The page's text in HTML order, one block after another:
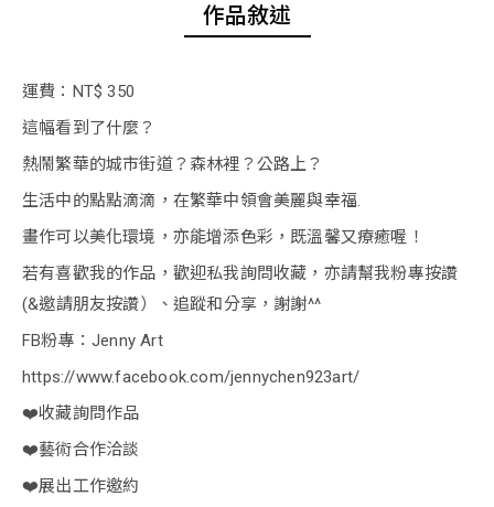
作品敘述
運費：NT$ 350
這幅看到了什麼？
熱鬧繁華的城市街道？森林裡？公路上？
生活中的點點滴滴，在繁華中領會美麗與幸福.
畫作可以美化環境，亦能增添色彩，既溫馨又療癒喔！
若有喜歡我的作品，歡迎私我詢問收藏，亦請幫我粉專按讚
(&邀請朋友按讚）、追蹤和分享，謝謝^^
FB粉專：Jenny Art
https://www.facebook.com/jennychen923art/
❤️收藏詢問作品
❤️藝術合作洽談
❤️展出工作邀約